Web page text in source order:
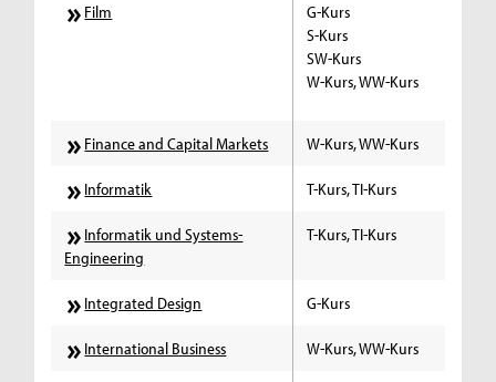
Film
G-Kurs
S-Kurs
SW-Kurs
W-Kurs, WW-Kurs
Finance and Capital Markets W-Kurs, WW-Kurs
Informatik T-Kurs, TI-Kurs
Informatik und Systems-
Engineering
T-Kurs, TI-Kurs
Integrated Design G-Kurs
International Business W-Kurs, WW-Kurs